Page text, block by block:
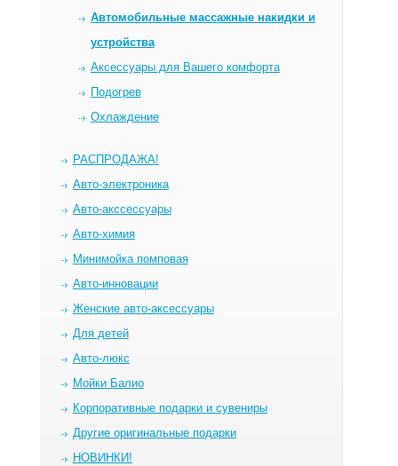
Автомобильные массажные накидки и
устройства
Аксессуары для Вашего комфорта
Подогрев
Охлаждение
РАСПРОДАЖА!
Авто-электроника
Авто-акссессуары
Авто-химия
Минимойка помповая
Авто-инновации
Женские авто-аксессуары
Для детей
Авто-люкс
Мойки Балио
Корпоративные подарки и сувениры
Другие оригинальные подарки
НОВИНКИ!